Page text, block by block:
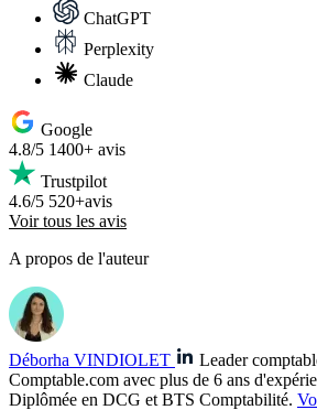
ChatGPT
Perplexity
Claude
Google
4.8/5 1400+ avis
Trustpilot
4.6/5 520+avis
Voir tous les avis
A propos de l'auteur
Déborha VINDIOLET
Leader
Comptable.com avec plus de 6 ans
Diplômée en DCG et BTS Comptabilité.